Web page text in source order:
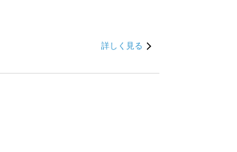
詳しく見る